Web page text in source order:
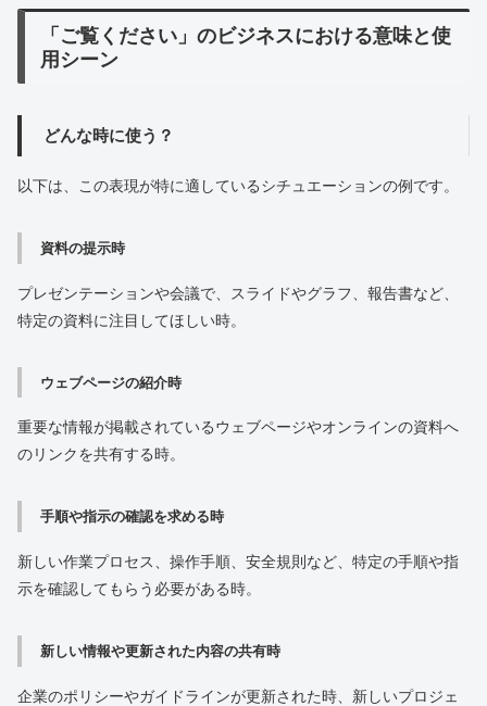
「ご覧ください」のビジネスにおける意味と使
用シーン
どんな時に使う？
以下は、この表現が特に適しているシチュエーションの例です。
資料の提示時
プレゼンテーションや会議で、スライドやグラフ、報告書など、
特定の資料に注目してほしい時。
ウェブページの紹介時
重要な情報が掲載されているウェブページやオンラインの資料へ
のリンクを共有する時。
手順や指示の確認を求める時
新しい作業プロセス、操作手順、安全規則など、特定の手順や指
示を確認してもらう必要がある時。
新しい情報や更新された内容の共有時
企業のポリシーやガイドラインが更新された時、新しいプロジェ